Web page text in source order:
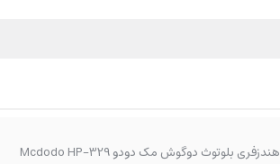
هندزفری بلوتوث دوگوش مک دودو Mcdodo HP-329